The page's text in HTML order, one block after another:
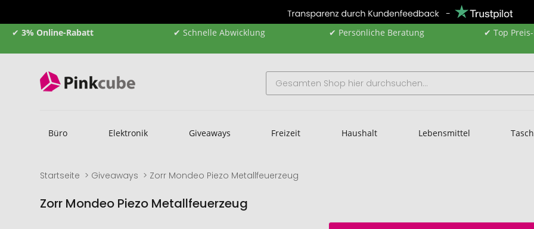
✔ 3% Online-Rabatt ✔ Schnelle Abwicklung ✔ Persönliche Beratung ✔ Top
Büro Elektronik Giveaways Freizeit Haushalt Lebensmittel
Startseite Giveaways Zorr Mondeo Piezo Metallfeuerzeug
Zorr Mondeo Piezo Metallfeuerzeug